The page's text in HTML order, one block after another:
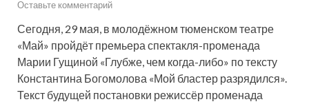
Оставьте комментарий
Сегодня, 29 мая, в молодёжном тюменском театре
«Май» пройдёт премьера спектакля-променада
Марии Гущиной «Глубже, чем когда-либо» по тексту
Константина Богомолова «Мой бластер разрядился».
Текст будущей постановки режиссёр променада